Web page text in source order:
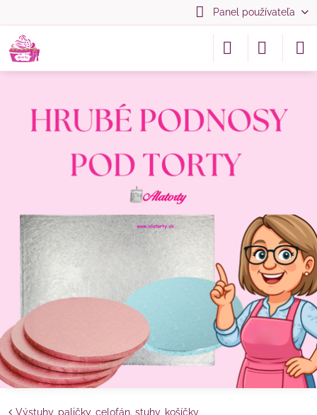
Panel používateľa
Výstuhy, paličky, celofán. stuhy, košíčky